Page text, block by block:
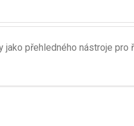
jako přehledného nástroje pro